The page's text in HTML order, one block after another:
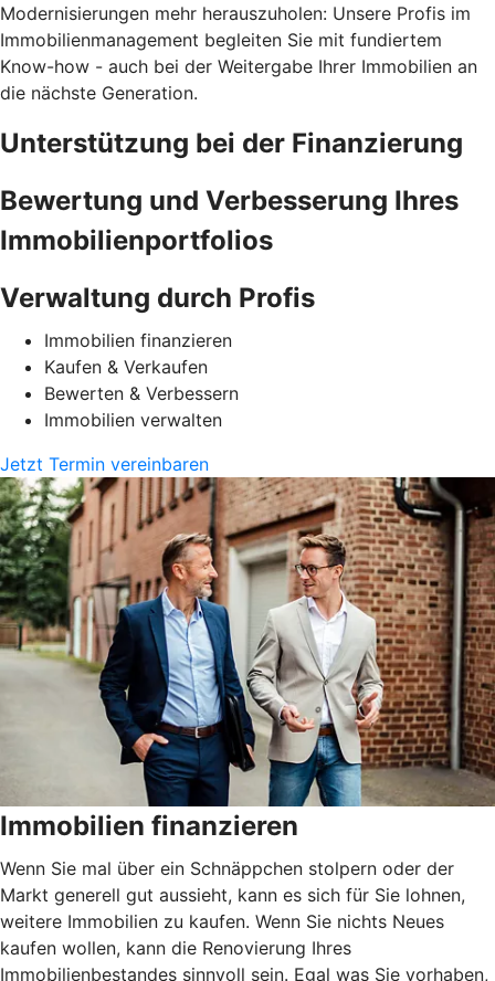
Modernisierungen mehr herauszuholen: Unsere Profis im
Immobilienmanagement begleiten Sie mit fundiertem
Know-how - auch bei der Weitergabe Ihrer Immobilien an
die nächste Generation.
Unterstützung bei der Finanzierung
Bewertung und Verbesserung Ihres
Immobilienportfolios
Verwaltung durch Profis
Immobilien finanzieren
Kaufen & Verkaufen
Bewerten & Verbessern
Immobilien verwalten
Jetzt Termin vereinbaren
Immobilien finanzieren
Wenn Sie mal über ein Schnäppchen stolpern oder der
Markt generell gut aussieht, kann es sich für Sie lohnen,
weitere Immobilien zu kaufen. Wenn Sie nichts Neues
kaufen wollen, kann die Renovierung Ihres
Immobilienbestandes sinnvoll sein. Egal was Sie vorhaben,